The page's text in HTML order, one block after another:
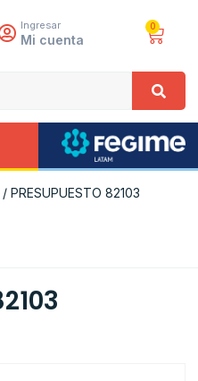
Ingresar
Mi cuenta
0
/ PRESUPUESTO 82103